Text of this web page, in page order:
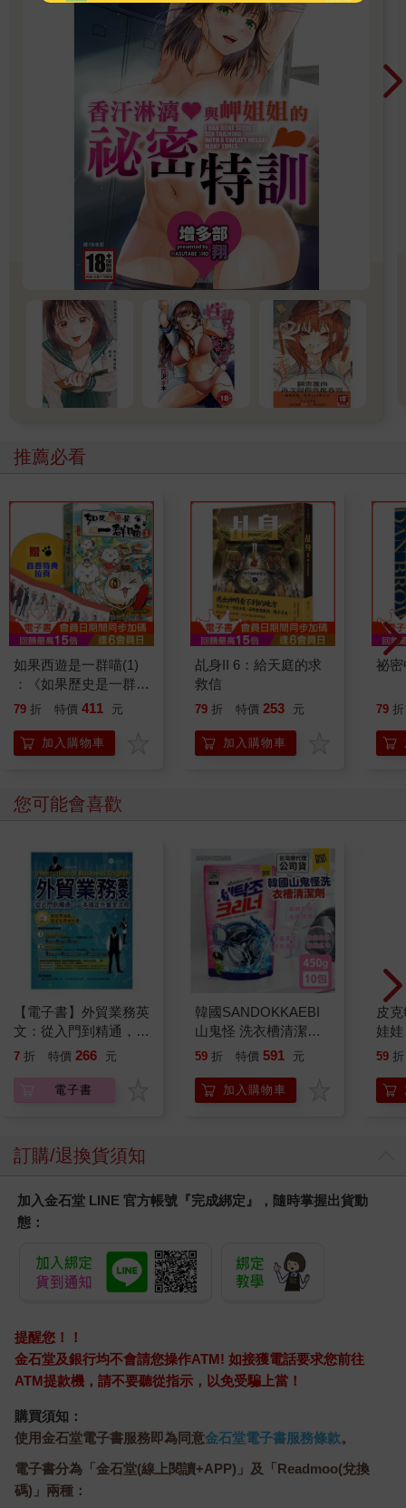
推薦必看
如果西遊是一群喵(1)
：《如果歷史是一群
喵》作者最新力作，附
79 折 特價 411 元
加入購物車
乩身II 6：給天庭的求
救信
79 折 特價 253 元
加入購物車
祕
79 折
您可能會喜歡
【電子書】外貿業務英
文：從入門到精通，一
本搞定外貿全流程【有
7 折 特價 266 元
電子書
韓國SANDOKKAEBI
山鬼怪 洗衣槽清潔劑
450公克-10包組
59 折 特價 591 元
加入購物車
皮
娃
子
易
59 折
訂購/退換貨須知
加入金石堂 LINE 官方帳號『完成綁定』，隨時掌握出貨動
態：
提醒您！！
金石堂及銀行均不會請您操作ATM! 如接獲電話要求您前往
ATM提款機，請不要聽從指示，以免受騙上當！
購買須知：
使用金石堂電子書服務即為同意金石堂電子書服務條款。
電子書分為「金石堂(線上閱讀+APP)」及「Readmoo(兌換
碼)」兩種：